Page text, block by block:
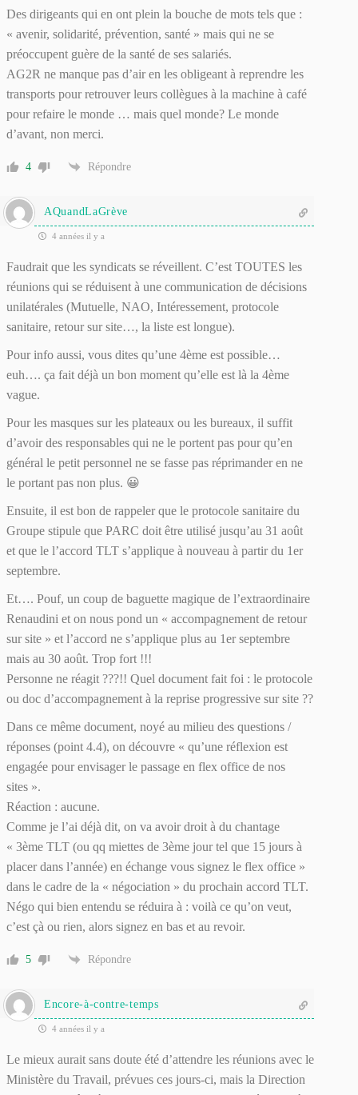
Des dirigeants qui en ont plein la bouche de mots tels que :
« avenir, solidarité, prévention, santé » mais qui ne se
préoccupent guère de la santé de ses salariés.
AG2R ne manque pas d’air en les obligeant à reprendre les
transports pour retrouver leurs collègues à la machine à café
pour refaire le monde … mais quel monde? Le monde
d’avant, non merci.
4 Répondre
AQuandLaGrève
4 années il y a
Faudrait que les syndicats se réveillent. C’est TOUTES les
réunions qui se réduisent à une communication de décisions
unilatérales (Mutuelle, NAO, Intéressement, protocole
sanitaire, retour sur site…, la liste est longue).
Pour info aussi, vous dites qu’une 4ème est possible…
euh…. ça fait déjà un bon moment qu’elle est là la 4ème
vague.
Pour les masques sur les plateaux ou les bureaux, il suffit
d’avoir des responsables qui ne le portent pas pour qu’en
général le petit personnel ne se fasse pas réprimander en ne
le portant pas non plus. 😀
Ensuite, il est bon de rappeler que le protocole sanitaire du
Groupe stipule que PARC doit être utilisé jusqu’au 31 août
et que le l’accord TLT s’applique à nouveau à partir du 1er
septembre.
Et…. Pouf, un coup de baguette magique de l’extraordinaire
Renaudini et on nous pond un « accompagnement de retour
sur site » et l’accord ne s’applique plus au 1er septembre
mais au 30 août. Trop fort !!!
Personne ne réagit ???!! Quel document fait foi : le protocole
ou doc d’accompagnement à la reprise progressive sur site ??
Dans ce même document, noyé au milieu des questions /
réponses (point 4.4), on découvre « qu’une réflexion est
engagée pour envisager le passage en flex office de nos
sites ».
Réaction : aucune.
Comme je l’ai déjà dit, on va avoir droit à du chantage
« 3ème TLT (ou qq miettes de 3ème jour tel que 15 jours à
placer dans l’année) en échange vous signez le flex office »
dans le cadre de la « négociation » du prochain accord TLT.
Négo qui bien entendu se réduira à : voilà ce qu’on veut,
c’est çà ou rien, alors signez en bas et au revoir.
5 Répondre
Encore-à-contre-temps
4 années il y a
Le mieux aurait sans doute été d’attendre les réunions avec le
Ministère du Travail, prévues ces jours-ci, mais la Direction